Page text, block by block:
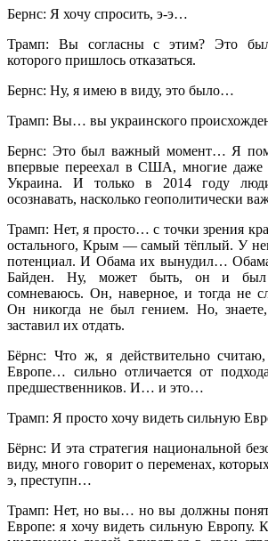
Бернс: Я хочу спросить, э-э…
Трамп: Вы согласны с этим? Это
которого пришлось отказаться.
Бернс: Ну, я имею в виду, это было…
Трамп: Вы… вы украинского
Бернс: Это был важный момент… Я
впервые переехал в США, многие даже
Украина. И только в 2014 году
осознавать, насколько геополитически
Трамп: Нет, я просто… с точки зрения
остального, Крым — самый тёплый. У
потенциал. И Обама их вынудил…
Байден. Ну, может быть, он и был
сомневаюсь. Он, наверное, и тогда не
Он никогда не был гением. Но,
заставил их отдать.
Бёрнс: Что ж, я действительно
Европе… сильно отличается от
предшественников. И… и это…
Трамп: Я просто хочу видеть сильную
Бёрнс: И эта стратегия национальной
виду, много говорит о переменах,
э, преступн…
Трамп: Нет, но вы… но вы должны
Европе: я хочу видеть сильную Европу.